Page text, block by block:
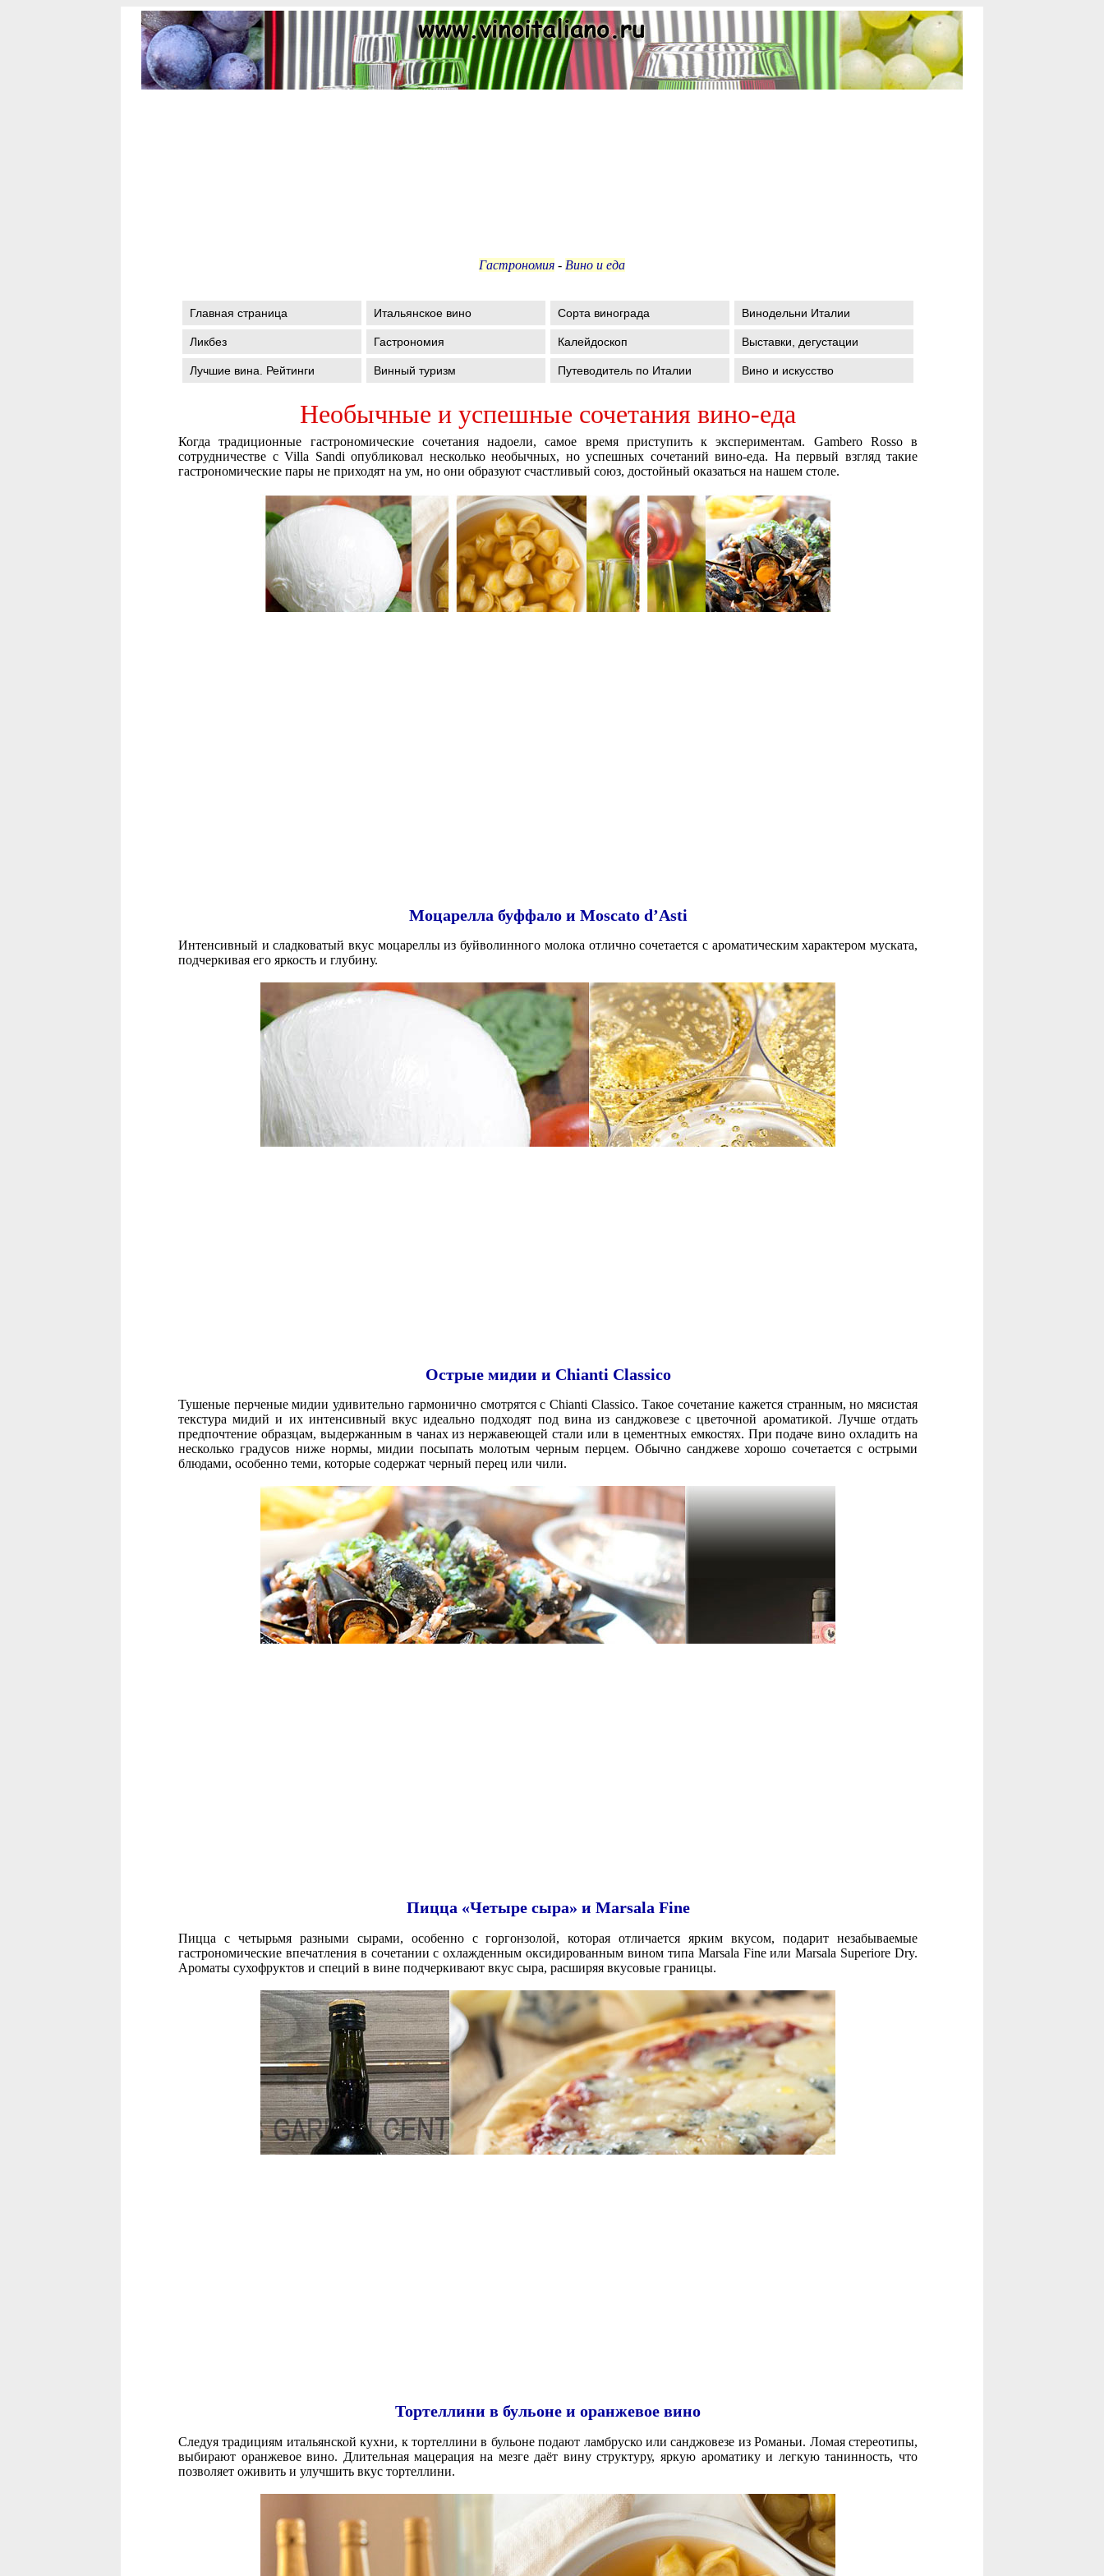
Гастрономия - Вино и еда
Главная страница Итальянское вино Сорта винограда Винодельни Италии
Ликбез Гастрономия Калейдоскоп Выставки, дегустации
Лучшие вина. Рейтинги Винный туризм Путеводитель по Италии Вино и искусство
Необычные и успешные сочетания вино-еда
Когда традиционные гастрономические сочетания надоели, самое время приступить к экспериментам. Gambero Rosso в
сотрудничестве с Villa Sandi опубликовал несколько необычных, но успешных сочетаний вино-еда. На первый взгляд такие
гастрономические пары не приходят на ум, но они образуют счастливый союз, достойный оказаться на нашем столе.
Моцарелла буффало и Moscato d’Asti
Интенсивный и сладковатый вкус моцареллы из буйволинного молока отлично сочетается с ароматическим характером муската,
подчеркивая его яркость и глубину.
Острые мидии и Chianti Classico
Тушеные перченые мидии удивительно гармонично смотрятся с Chianti Classico. Такое сочетание кажется странным, но мясистая
текстура мидий и их интенсивный вкус идеально подходят под вина из санджовезе с цветочной ароматикой. Лучше отдать
предпочтение образцам, выдержанным в чанах из нержавеющей стали или в цементных емкостях. При подаче вино охладить на
несколько градусов ниже нормы, мидии посыпать молотым черным перцем. Обычно санджеве хорошо сочетается с острыми
блюдами, особенно теми, которые содержат черный перец или чили.
Пицца «Четыре сыра» и Marsala Fine
Пицца с четырьмя разными сырами, особенно с горгонзолой, которая отличается ярким вкусом, подарит незабываемые
гастрономические впечатления в сочетании с охлажденным оксидированным вином типа Marsala Fine или Marsala Superiore Dry.
Ароматы сухофруктов и специй в вине подчеркивают вкус сыра, расширяя вкусовые границы.
Тортеллини в бульоне и оранжевое вино
Следуя традициям итальянской кухни, к тортеллини в бульоне подают ламбруско или санджовезе из Романьи. Ломая стереотипы,
выбирают оранжевое вино. Длительная мацерация на мезге даёт вину структуру, яркую ароматику и легкую танинность, что
позволяет оживить и улучшить вкус тортеллини.